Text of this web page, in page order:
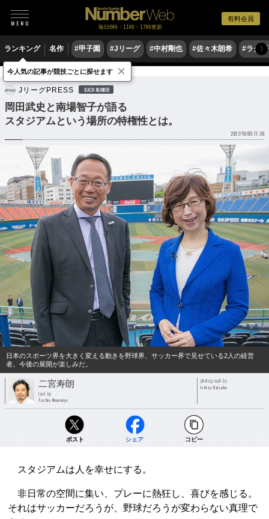
有料会員
毎日6時・11時・17時更新
ランキング 名作 #甲子園 #Jリーグ #中村剛也 #佐々木朗希 #ラグ〉
サッカー Jリーグ
JリーグPRESS BACK NUMBER
岡田武史と南場智子が語る
スタジアムという場所の特権性とは。
2017/10/05 11:30
日本のスポーツ界を大きく変える動きを野球界、サッカー界で見せている2人の経営
者。今後の展開が楽しみだ。
二宮寿朗
text by
Toshio Ninomiya
photograph by
Ishizu Daisuke
ポスト シェア コピー
スタジアムは人を幸せにする。
非日常の空間に集い、プレーに熱狂し、喜びを感じる。
それはサッカーだろうが、野球だろうが変わらない真理で
今人気の記事が競技ごとに探せます ×